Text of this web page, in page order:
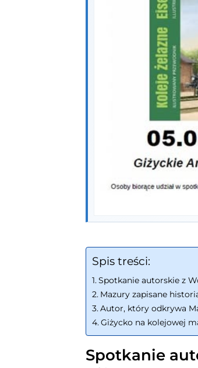
Spis treści:
Spotkanie autorskie z
Mazury zapisane
Autor, który odkrywa
Giżycko na kolejowej
Spotkanie